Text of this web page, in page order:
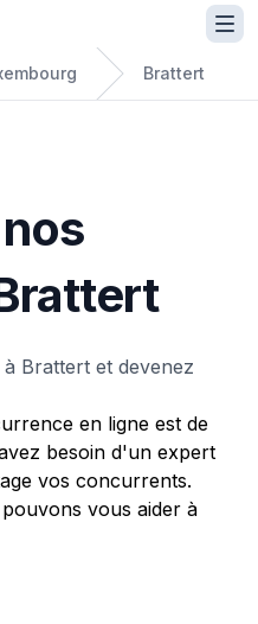
Brattert
Brattert et devenez
en ligne est de
besoin d'un expert
vos concurrents.
vous aider à